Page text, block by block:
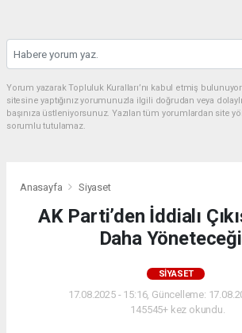
Yorum yazarak Topluluk Kuralları’nı kabul etmiş
sitesine yaptığınız yorumunuzla ilgili doğrudan veya
başınıza üstleniyorsunuz. Yazılan tüm yorumlardan site
sorumlu tutulamaz.
Anasayfa Siyaset
AK Parti’den İddialı
Daha
SIYASET
17.08.2025 - 15:16, Güncelleme:
145545+ kez okundu.